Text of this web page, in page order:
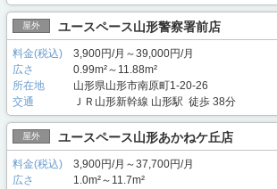
屋外 ユースペース山形警察署前店
料金(税込)
3,900円/月～39,000円/月
広さ
0.99m²～11.88m²
所在地
山形県山形市南原町1-20-26
交通
ＪＲ山形新幹線 山形駅 徒歩 38分
屋外 ユースペース山形あかねケ丘店
料金(税込)
3,900円/月～37,700円/月
広さ
1.0m²～11.7m²